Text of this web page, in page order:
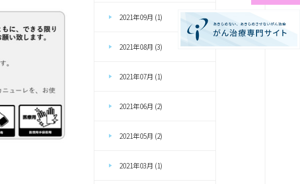
2021年09月 (1)
2021年08月 (3)
2021年07月 (1)
2021年06月 (2)
2021年05月 (2)
2021年03月 (1)